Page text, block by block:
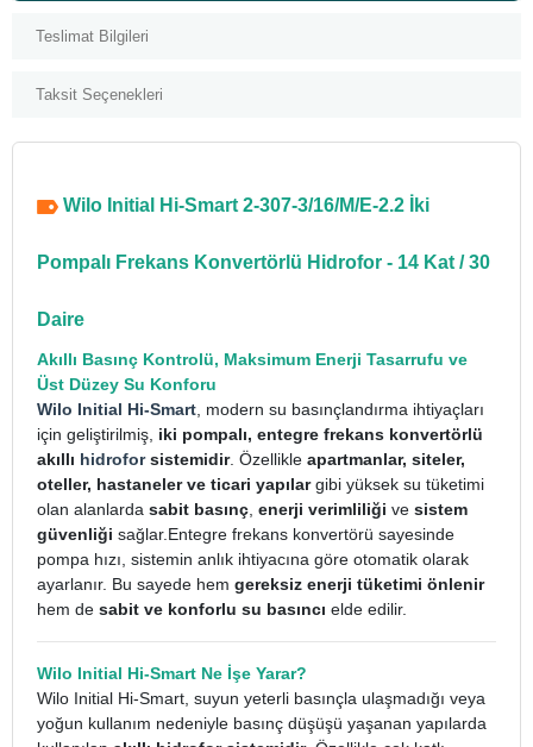
Teslimat Bilgileri
Taksit Seçenekleri
Wilo Initial Hi-Smart 2-307-3/16/M/E-2.2 İki
Pompalı Frekans Konvertörlü Hidrofor - 14 Kat / 30
Daire
Akıllı Basınç Kontrolü, Maksimum Enerji Tasarrufu ve
Üst Düzey Su Konforu
Wilo Initial Hi-Smart , modern su basınçlandırma ihtiyaçları
için geliştirilmiş, iki pompalı, entegre frekans konvertörlü
akıllı hidroforsistemidir. Özellikle apartmanlar, siteler,
oteller, hastaneler ve ticari yapılargibi yüksek su tüketimi
olan alanlarda sabit basınç enerji verimliliği ve sistem
güvenliği sağlar. Entegre frekans konvertörü sayesinde
pompa hızı, sistemin anlık ihtiyacına göre otomatik olarak
ayarlanır. Bu sayede hem gereksiz enerji tüketimi önlenir
hem de sabit ve konforlu su basıncı elde edilir.
Wilo Initial Hi-Smart Ne İşe Yarar?
Wilo Initial Hi-Smart, suyun yeterli basınçla ulaşmadığı veya
yoğun kullanım nedeniyle basınç düşüşü yaşanan yapılarda